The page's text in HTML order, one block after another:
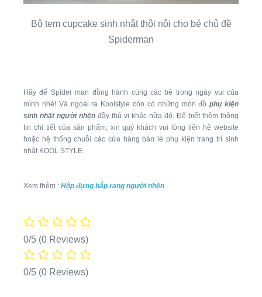
Bộ tem cupcake sinh nhật thôi nôi cho bé chủ đề
Spiderman
Hãy để Spider man đồng hành cùng các bé trong ngày vui của
mình nhé! Và ngoài ra Koolstyle còn có những món đồphụ kiện
sinh nhật người nhện đầy thú vị khác nữa đó. Để biết thêm thông
tin chi tiết của sản phẩm, xin quý khách vui lòng liên hệ website
hoặc hệ thống chuỗi các cửa hàng bán lẻ phụ kiện trang trí sinh
nhật KOOL STYLE.
Xem thêm : Hộp đựng bắp rang người nhện
0/5 (0 Reviews)
0/5 (0 Reviews)